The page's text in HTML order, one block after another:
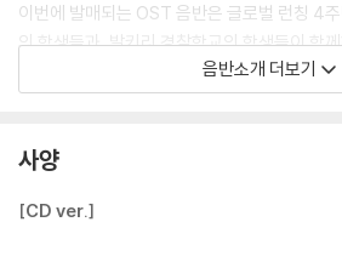
이번에 발매되는 OST 음반은 글로벌 런칭 4
의 학생들과, 발키리 경찰학교의 학생들이 함
며, 총 28개의 트랙이 수록되어 있다. 패키지
와 모바일에서 재생 가능한 KIT 패키지, 두 가
선생님께 사랑받은 RABBIT 소대의 테마곡
음반소개 더보기
사양
[CD ver.]